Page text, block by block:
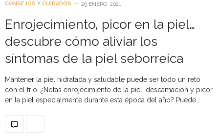
CONSEJOS Y CUIDADOS 29 ENERO, 2021
Enrojecimiento, picor en la piel…
descubre cómo aliviar los
síntomas de la piel seborreica
Mantener la piel hidratada y saludable puede ser todo un reto
con el frío. ¿Notas enrojecimiento de la piel, descamación y picor
en la piel especialmente durante esta época del año? Puede…